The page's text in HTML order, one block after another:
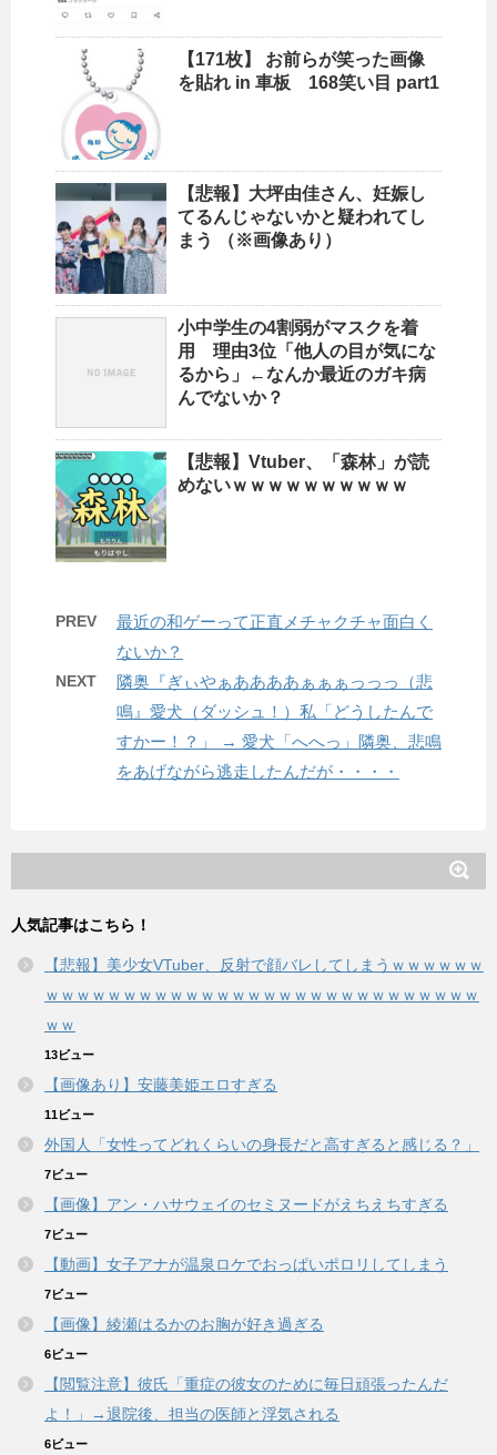
【171枚】 お前らが笑った画像
を貼れ in 車板 168笑い目 part1
【悲報】大坪由佳さん、妊娠し
てるんじゃないかと疑われてし
まう （※画像あり）
小中学生の4割弱がマスクを着
用 理由3位「他人の目が気にな
るから」←なんか最近のガキ病
んでないか？
【悲報】Vtuber、「森林」が読
めないｗｗｗｗｗｗｗｗｗｗ
PREV
最近の和ゲーって正直メチャクチャ面白く
ないか？
NEXT
隣奥『ぎぃやぁああああぁぁぁっっっ（悲
鳴』愛犬（ダッシュ！）私「どうしたんで
すかー！？」 → 愛犬「へへっ」隣奥、悲鳴
をあげながら逃走したんだが・・・・
人気記事はこちら！
【悲報】美少女VTuber、反射で顔バレしてしまうｗｗｗｗｗｗ
ｗｗｗｗｗｗｗｗｗｗｗｗｗｗｗｗｗｗｗｗｗｗｗｗｗｗｗｗ
ｗｗ
13ビュー
【画像あり】安藤美姫エロすぎる
11ビュー
外国人「女性ってどれくらいの身長だと高すぎると感じる？」
7ビュー
【画像】アン・ハサウェイのセミヌードがえちえちすぎる
7ビュー
【動画】女子アナが温泉ロケでおっぱいポロリしてしまう
7ビュー
【画像】綾瀬はるかのお胸が好き過ぎる
6ビュー
【閲覧注意】彼氏「重症の彼女のために毎日頑張ったんだ
よ！」→退院後、担当の医師と浮気される
6ビュー